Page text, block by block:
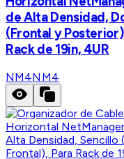
de Alta Densidad,
(Frontal y
Rack de 19in, 4UR
NM4NM4